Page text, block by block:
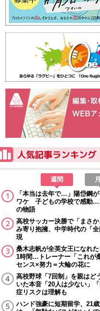
週間
「本当は去年で…」陽岱鋼
ワケ 子どもの学校で感動…
の物語
高校サッカー決勝で「まさ
み寄り抱擁、中学時代の「
現
桑木志帆が全英女王になれ
1時間…トレーナー「これが
センス×努力＝大輪の花に
高校野球「7回制」を親は
いた本音「20人は少ない」
症リスクは理解も
ハンド強豪に短期留学、21